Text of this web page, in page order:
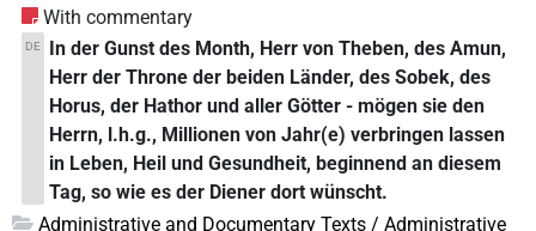
With commentary
DE
In der Gunst des Month, Herr von Theben, des Amun,
Herr der Throne der beiden Länder, des Sobek, des
Horus, der Hathor und aller Götter - mögen sie den
Herrn, l.h.g., Millionen von Jahr(e) verbringen lassen
in Leben, Heil und Gesundheit, beginnend an diesem
Tag, so wie es der Diener dort wünscht.
Administrative and Documentary Texts / Administrative